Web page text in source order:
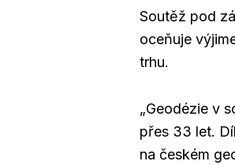
Soutěž pod
oceňuje
trhu.
„Geodézie v
přes 33 let.
na českém